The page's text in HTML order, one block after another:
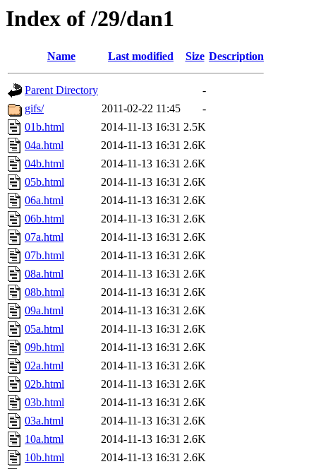
Index of /29/dan1
Name Last modified Size Description
Parent Directory
-
gifs/
2011-02-22 11:45
-
01b.html
2014-11-13 16:31 2.5K
04a.html
2014-11-13 16:31 2.6K
04b.html
2014-11-13 16:31 2.6K
05b.html
2014-11-13 16:31 2.6K
06a.html
2014-11-13 16:31 2.6K
06b.html
2014-11-13 16:31 2.6K
07a.html
2014-11-13 16:31 2.6K
07b.html
2014-11-13 16:31 2.6K
08a.html
2014-11-13 16:31 2.6K
08b.html
2014-11-13 16:31 2.6K
09a.html
2014-11-13 16:31 2.6K
05a.html
2014-11-13 16:31 2.6K
09b.html
2014-11-13 16:31 2.6K
02a.html
2014-11-13 16:31 2.6K
02b.html
2014-11-13 16:31 2.6K
03b.html
2014-11-13 16:31 2.6K
03a.html
2014-11-13 16:31 2.6K
10a.html
2014-11-13 16:31 2.6K
10b.html
2014-11-13 16:31 2.6K